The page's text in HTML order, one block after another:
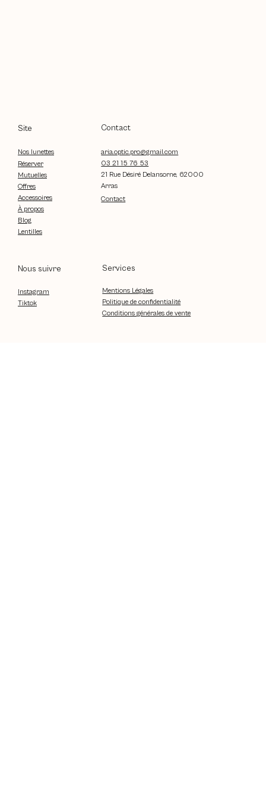
Site
Nos lunettes
Réserver
Mutuelles
Offres
Accessoires
À propos
Blog
Lentilles
Contact
Contact
aria.optic.pro@gmail.com
03 21 15 76 53
21 Rue Désiré Delansorne, 62000
Arras
Nous suivre
Instagram
Tiktok
Services
Mentions Légales
Politique de confidentialité
Conditions générales de vente